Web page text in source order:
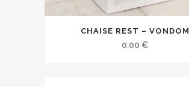
CHAISE REST – VONDOM
0.00 €